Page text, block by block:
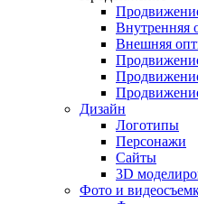
Внутренняя
Внешняя
Дизайн
Логотипы
Персонажи
Сайты
3D
Фото и